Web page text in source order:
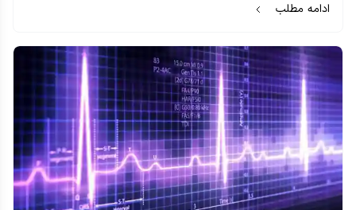
ادامه مطلب